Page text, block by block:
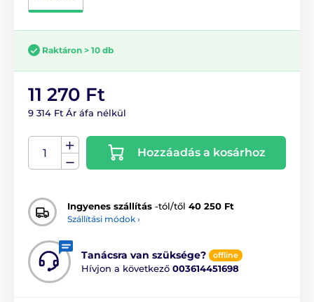
Raktáron > 10 db
11 270 Ft
9 314 Ft Ár áfa nélkül
Hozzáadás a kosárhoz
Ingyenes szállítás -tól/től 40 250 Ft
Szállítási módok ›
Tanácsra van szüksége? offline
Hívjon a következő 003614451698